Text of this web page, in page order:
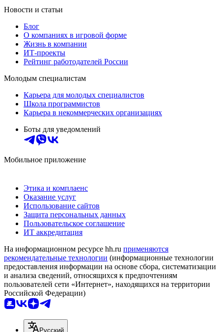
Новости и статьи
Блог
О компаниях в игровой форме
Жизнь в компании
ИТ-проекты
Рейтинг работодателей России
Молодым специалистам
Карьера для молодых специалистов
Школа программистов
Карьера в некоммерческих организациях
Боты для уведомлений
Мобильное приложение
Этика и комплаенс
Оказание услуг
Использование сайтов
Защита персональных данных
Пользовательское соглашение
ИТ аккредитация
На информационном ресурсе hh.ru применяются
рекомендательные технологии (информационные технологии
предоставления информации на основе сбора, систематизации
и анализа сведений, относящихся к предпочтениям
пользователей сети «Интернет», находящихся на территории
Российской Федерации)
Русский